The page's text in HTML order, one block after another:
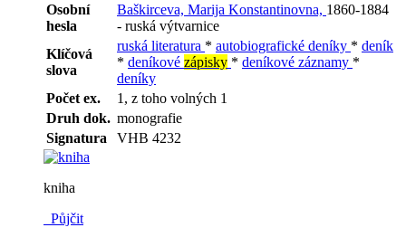
Osobní
hesla
Baškirceva, Marija Konstantinovna, 1860-1884
- ruská výtvarnice
Klíčová
slova
ruská literatura * autobiografické deníky * deník
* deníkové zápisky * deníkové záznamy *
deníky
Počet ex.
1, z toho volných 1
Druh dok. monografie
Signatura
VHB 4232
kniha
Půjčit